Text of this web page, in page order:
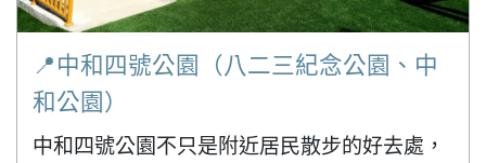
📍中和四號公園（八二三紀念公園、中
和公園）
中和四號公園不只是附近居民散步的好去處，